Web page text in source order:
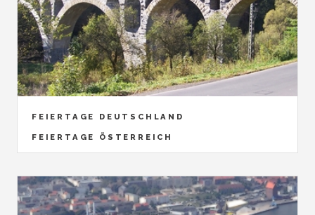
FEIERTAGE DEUTSCHLAND
FEIERTAGE ÖSTERREICH